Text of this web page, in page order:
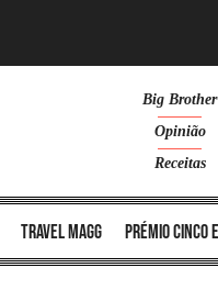
Big Brother
Opinião
Receitas
Travel MAGG Prémio